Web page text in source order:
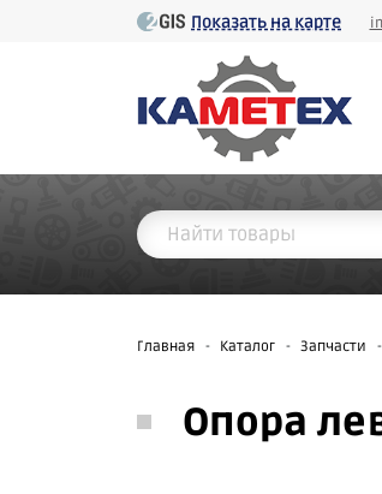
Показать на карте
Главная - Каталог - Запчасти -
Опора